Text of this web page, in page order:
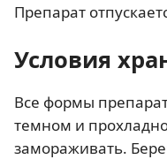
Препарат
Условия
Все формы
темном и
замораживать.